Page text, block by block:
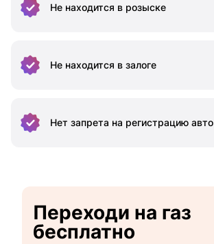
Не находится в розыске
Не находится в залоге
Нет запрета на регистрацию авто
Переходи на газ
бесплатно